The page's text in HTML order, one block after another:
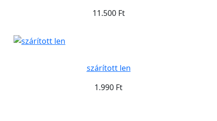
11.500 Ft
szárított len
1.990 Ft